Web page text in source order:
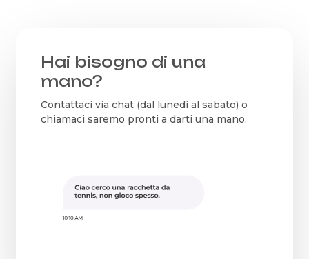
Hai bisogno di una
mano?
Contattaci via chat (dal lunedì al sabato) o
chiamaci saremo pronti a darti una mano.